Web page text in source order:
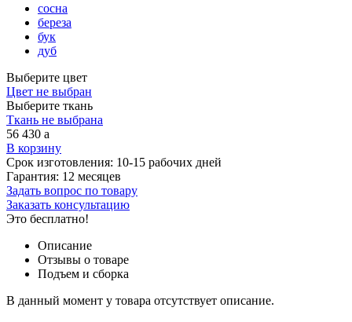
сосна
береза
бук
дуб
Выберите цвет
Цвет не выбран
Выберите ткань
Ткань не выбрана
56 430 a
В корзину
Срок изготовления: 10-15 рабочих дней
Гарантия: 12 месяцев
Задать вопрос по товару
Заказать консультацию
Это бесплатно!
Описание
Отзывы о товаре
Подъем и сборка
В данный момент у товара отсутствует описание.